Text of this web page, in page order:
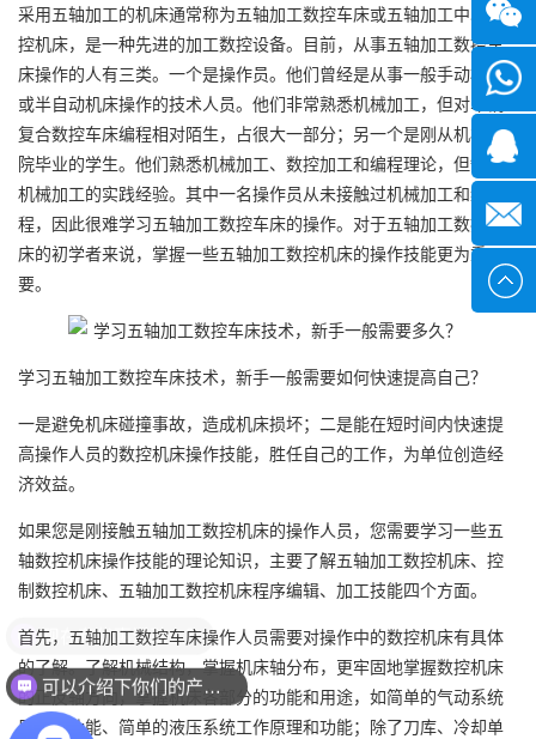
采用五轴加工的机床通常称为五轴加工数控车床或五轴加工中心数
控机床，是一种先进的加工数控设备。目前，从事五轴加工数控车
床操作的人有三类。一个是操作员。他们曾经是从事一般手动机床
或半自动机床操作的技术人员。他们非常熟悉机械加工，但对车铣
复合数控车床编程相对陌生，占很大一部分；另一个是刚从机械学
院毕业的学生。他们熟悉机械加工、数控加工和编程理论，但缺乏
机械加工的实践经验。其中一名操作员从未接触过机械加工和编
程，因此很难学习五轴加工数控车床的操作。对于五轴加工数控车
床的初学者来说，掌握一些五轴加工数控机床的操作技能更为重
要。
学习五轴加工数控车床技术，新手一般需要如何快速提高自己？
一是避免机床碰撞事故，造成机床损坏；二是能在短时间内快速提
高操作人员的数控机床操作技能，胜任自己的工作，为单位创造经
济效益。
如果您是刚接触五轴加工数控机床的操作人员，您需要学习一些五
轴数控机床操作技能的理论知识，主要了解五轴加工数控机床、控
制数控机床、五轴加工数控机床程序编辑、加工技能四个方面。
首先，五轴加工数控车床操作人员需要对操作中的数控机床有具体
的了解。了解机械结构，掌握机床轴分布，更牢固地掌握数控机床
的正反轴方向，掌握机床各部分的功能和用途，如简单的气动系统
原理和功能、简单的液压系统工作原理和功能；除了刀库、冷却单
微信
现在有优惠活动么？